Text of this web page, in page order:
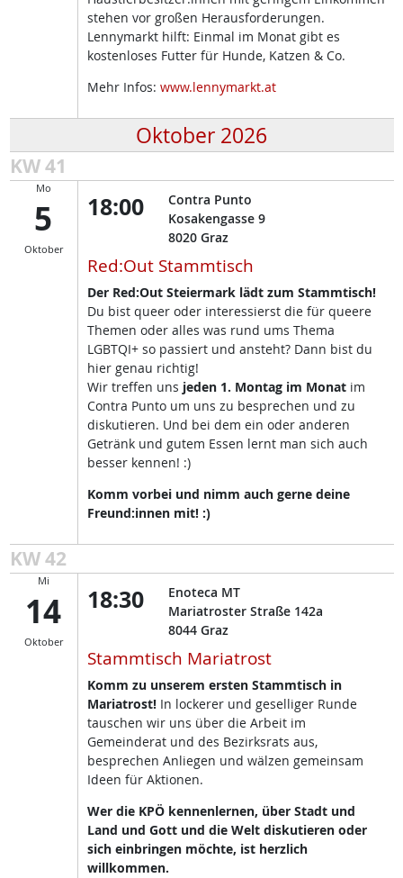
stehen vor großen Herausforderungen.
Lennymarkt hilft: Einmal im Monat gibt es
kostenloses Futter für Hunde, Katzen & Co.
Mehr Infos: www.lennymarkt.at
Oktober 2026
KW 41
Mo
5
Oktober
18:00
Contra Punto
Kosakengasse 9
8020 Graz
Red:Out Stammtisch
Der Red:Out Steiermark lädt zum Stammtisch!
Du bist queer oder interessierst die für queere
Themen oder alles was rund ums Thema
LGBTQI+ so passiert und ansteht? Dann bist du
hier genau richtig!
Wir treffen uns jeden 1. Montag im Monatim
Contra Punto um uns zu besprechen und zu
diskutieren. Und bei dem ein oder anderen
Getränk und gutem Essen lernt man sich auch
besser kennen! :)
Komm vorbei und nimm auch gerne deine
Freund:innen mit! :)
KW 42
Mi
14
Oktober
18:30
Enoteca MT
Mariatroster Straße 142a
8044 Graz
Stammtisch Mariatrost
Komm zu unserem ersten Stammtisch in
Mariatrost! In lockerer und geselliger Runde
tauschen wir uns über die Arbeit im
Gemeinderat und des Bezirksrats aus,
besprechen Anliegen und wälzen gemeinsam
Ideen für Aktionen.
Wer die KPÖ kennenlernen, über Stadt und
Land und Gott und die Welt diskutieren oder
sich einbringen möchte, ist herzlich
willkommen.